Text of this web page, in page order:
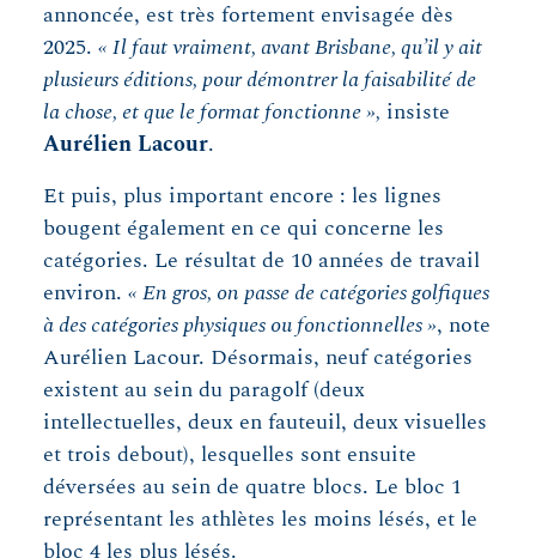
annoncée, est très fortement envisagée dès
2025. « Il faut vraiment, avant Brisbane, qu’il y ait
plusieurs éditions, pour démontrer la faisabilité de
la chose, et que le format fonctionne », insiste
Aurélien Lacour.
Et puis, plus important encore : les lignes
bougent également en ce qui concerne les
catégories. Le résultat de 10 années de travail
environ. « En gros, on passe de catégories golfiques
à des catégories physiques ou fonctionnelles », note
Aurélien Lacour. Désormais, neuf catégories
existent au sein du paragolf (deux
intellectuelles, deux en fauteuil, deux visuelles
et trois debout), lesquelles sont ensuite
déversées au sein de quatre blocs. Le bloc 1
représentant les athlètes les moins lésés, et le
bloc 4 les plus lésés.